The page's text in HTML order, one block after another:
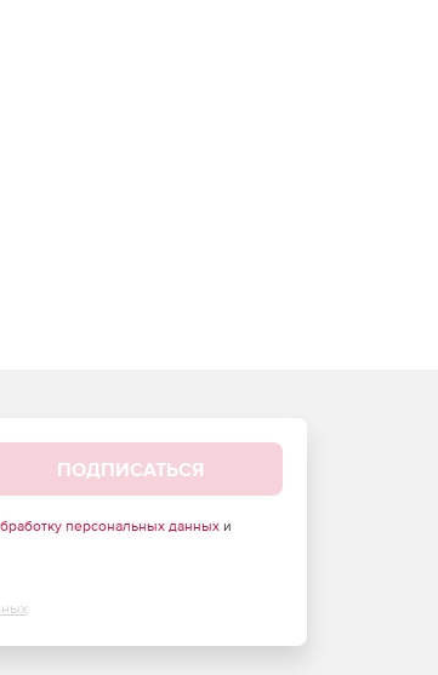
ПОДПИСАТЬСЯ
персональных данныхи